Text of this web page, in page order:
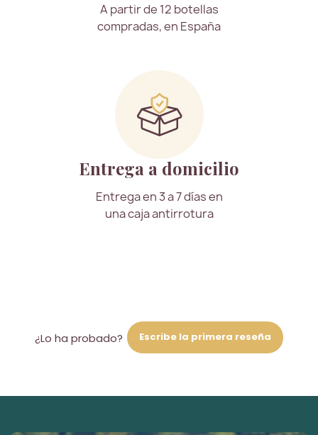
A partir de 12 botellas
compradas, en España
Entrega a domicilio
Entrega en 3 a 7 días en
una caja antirrotura
¿Lo ha probado? Escribe la primera reseña